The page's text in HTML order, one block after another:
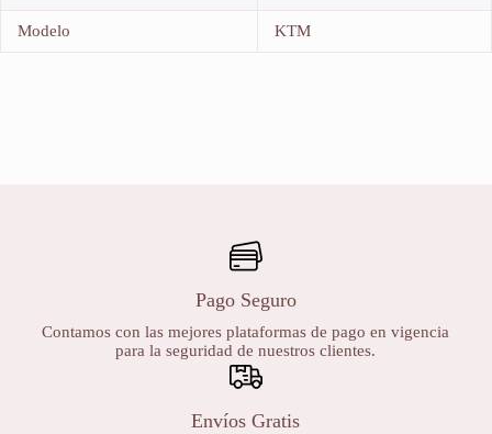
Modelo KTM
Pago Seguro
Contamos con las mejores plataformas de pago en vigencia
para la seguridad de nuestros clientes.
Envíos Gratis